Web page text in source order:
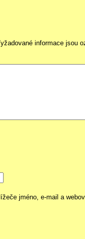
informace jsou
jméno, e-mail a